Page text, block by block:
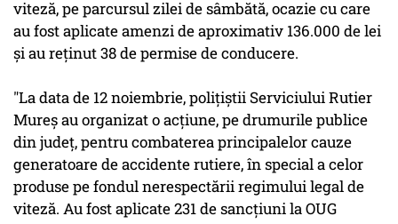
viteză, pe parcursul zilei de sâmbătă, ocazie cu care
au fost aplicate amenzi de aproximativ 136.000 de lei
şi au reţinut 38 de permise de conducere.
"La data de 12 noiembrie, poliţiştii Serviciului Rutier
Mureş au organizat o acţiune, pe drumurile publice
din judeţ, pentru combaterea principalelor cauze
generatoare de accidente rutiere, în special a celor
produse pe fondul nerespectării regimului legal de
viteză. Au fost aplicate 231 de sancţiuni la OUG